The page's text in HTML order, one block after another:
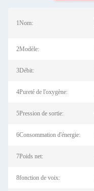
1Nom:
2Modèle:
3Débit:
4Pureté de l'oxygène:
5Pression de sortie:
6Consommation d'énergie:
7Poids net:
8fonction de voix: